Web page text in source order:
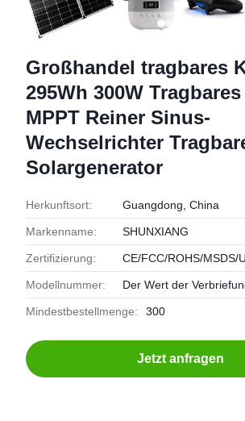
Großhandel tragbares
295Wh 300W
MPPT Reiner Sinus-
Wechselrichter
Solargenerator
Herkunftsort: Guangdong, China
Markenname: SHUNXIANG
Zertifizierung: CE/FCC/ROHS/MSDS/
Modellnummer: Der Wert der
Mindestbestellmenge: 300
Jetzt anfragen